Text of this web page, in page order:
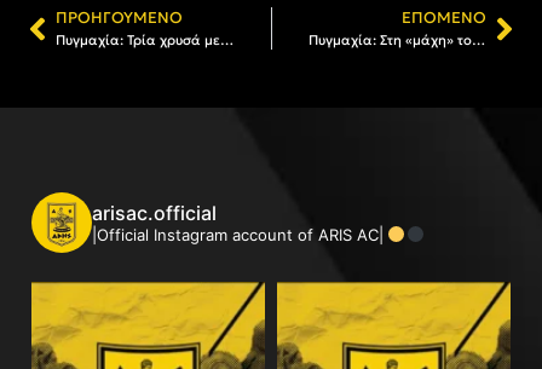
ΠΡΟΗΓΟΎΜΕΝΟ
Πυγμαχία: Τρία χρυσά μετάλλια για τον ΑΡΗ στο «MINOAS CUP»
ΕΠΌΜΕΝΟ
Πυγμαχία: Στη «μάχη» του Πανευρωπαϊκού Πρωταθλήματος ο Πέτρος Κωνσταντινούδης
arisac.official
|Official Instagram account of ARIS AC|